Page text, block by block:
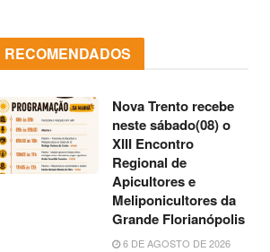
RECOMENDADOS
Nova Trento recebe
neste sábado(08) o
XIII Encontro
Regional de
Apicultores e
Meliponicultores da
Grande Florianópolis
6 DE AGOSTO DE 2026